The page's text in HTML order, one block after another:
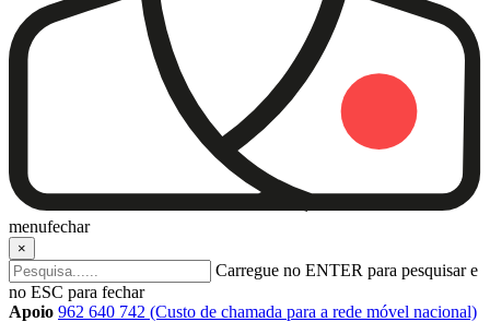
menufechar
×
Carregue no ENTER para pesquisar e
no ESC para fechar
Apoio 962 640 742 (Custo de chamada para a rede móvel nacional)